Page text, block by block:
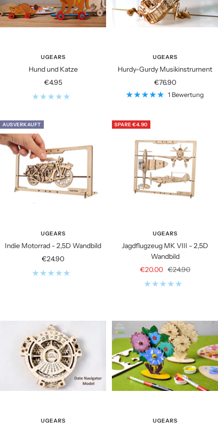
UGEARS
Hund und Katze
Angebotspreis
€4.95
UGEARS
Hurdy-Gurdy Musikinstrument
Angebotspreis
€76.90
1 Bewertung
AUSVERKAUFT
UGEARS
Indie Motorrad - 2,5D Wandbild
Angebotspreis
€24.90
SPARE €4.90
UGEARS
Jagdflugzeug MK VIII - 2,5D
Wandbild
Angebotspreis
€20.00 Regulärer
Preis
€24.90
UGEARS UGEARS